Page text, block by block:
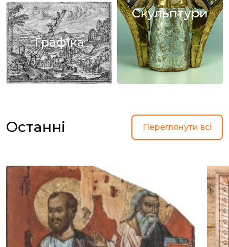
Скульптури
Графіка
Останні Переглянути всі